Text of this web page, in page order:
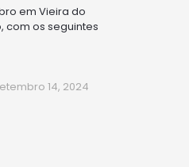
em Vieira do
com os seguintes
14, 2024